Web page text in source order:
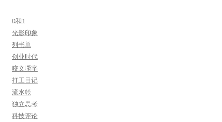
0和1
光影印象
列书单
创业时代
咬文嚼字
打工日记
流水帐
独立思考
科技评论